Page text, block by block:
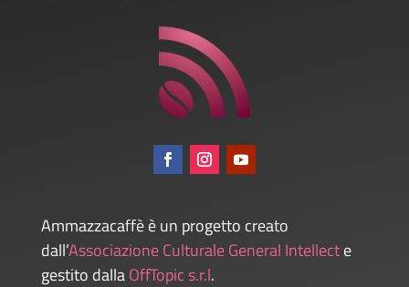
Ammazzacaffè è un progetto creato
dall’Associazione Culturale General Intellecte
gestito dallaOffTopic s.r.l.